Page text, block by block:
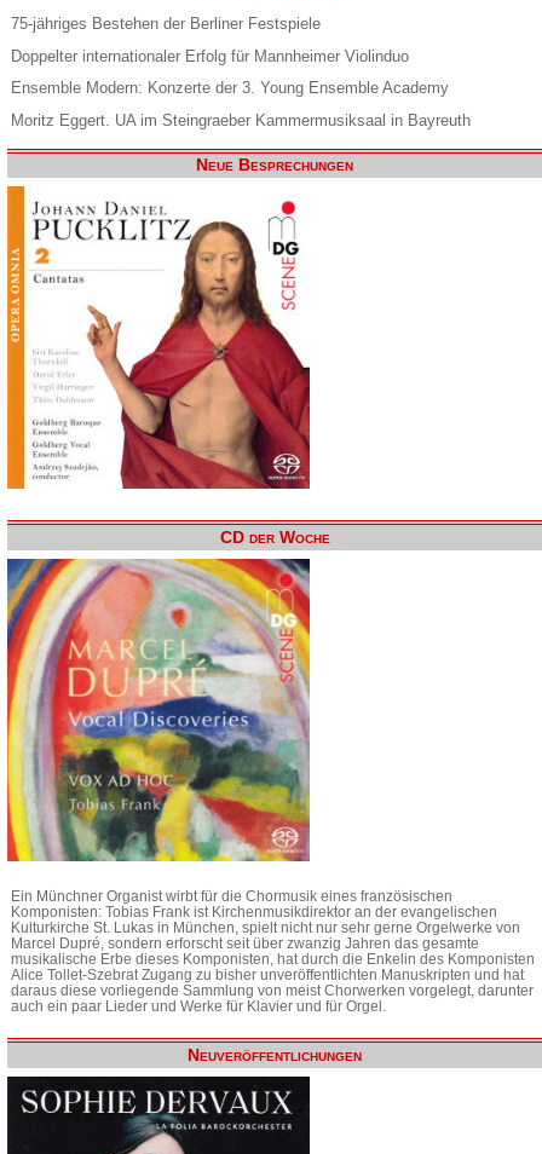
75-jähriges Bestehen der Berliner Festspiele
Doppelter internationaler Erfolg für Mannheimer Violinduo
Ensemble Modern: Konzerte der 3. Young Ensemble Academy
Moritz Eggert. UA im Steingraeber Kammermusiksaal in Bayreuth
Neue Besprechungen
CD der Woche
Ein Münchner Organist wirbt für die Chormusik eines französischen
Komponisten: Tobias Frank ist Kirchenmusikdirektor an der evangelischen
Kulturkirche St. Lukas in München, spielt nicht nur sehr gerne Orgelwerke von
Marcel Dupré, sondern erforscht seit über zwanzig Jahren das gesamte
musikalische Erbe dieses Komponisten, hat durch die Enkelin des Komponisten
Alice Tollet-Szebrat Zugang zu bisher unveröffentlichten Manuskripten und hat
daraus diese vorliegende Sammlung von meist Chorwerken vorgelegt, darunter
auch ein paar Lieder und Werke für Klavier und für Orgel.
Neuveröffentlichungen